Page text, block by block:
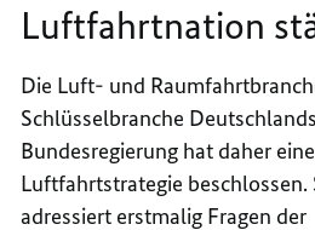
Luftfahrtnation
Die Luft- und
Schlüsselbranche
Bundesregierung hat daher
Luftfahrtstrategie beschlossen.
adressiert erstmalig Fragen der